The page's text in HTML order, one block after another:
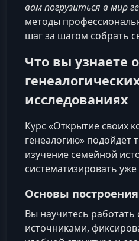
вам погрузиться в мир
методы
шаг за шагом собрать
Что вы узнаете о
исследованиях
Курс «Открытие своих
генеалогию» подойдёт
изучение семейной
систематизировать
Основы
Вы научитесь
источниками,